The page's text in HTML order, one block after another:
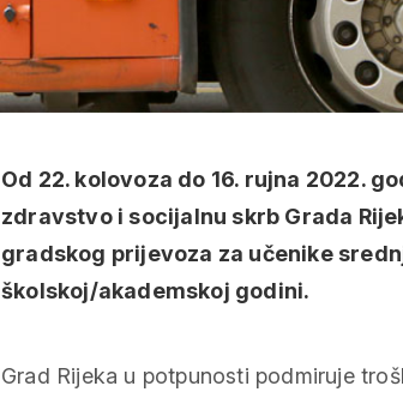
Od 22. kolovoza do 16. rujna 2022.
zdravstvo i socijalnu skrb Grada
gradskog prijevoza za učenike
školskoj/akademskoj godini.
Grad Rijeka u potpunosti podmiruje